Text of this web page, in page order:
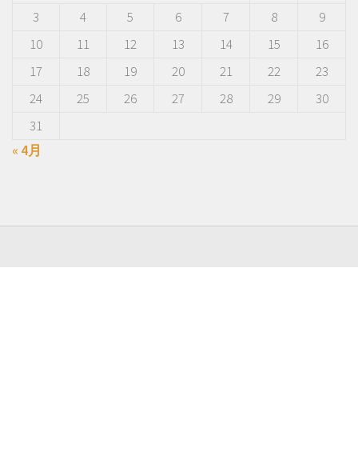
3
4 5 6 7 8
9
10
11 12 13 14 15
16
17
18 19 20 21 22
23
24
25 26 27 28 29
30
31
« 4月